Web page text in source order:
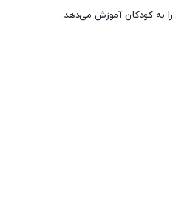
به کودکان آموزش می‌دهد.